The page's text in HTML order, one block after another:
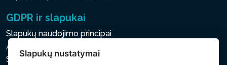
GDPR ir slapukai
Slapukų naudojimo principai
Asmens ir kitų tvarkomų duomenų apsaugos politika
Slapukų nustatymai
Slapukų nustatymai